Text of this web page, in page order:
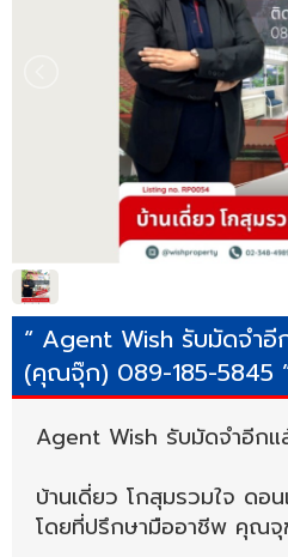
“ Agent Wish รับมัดจำ
(คุณจุ๊ก) 089-185-5845
Agent Wish รับมัดจำอีกแ
บ้านเดี่ยว โกสุมรวมใจ ดอน
โดยที่ปรึกษามืออาชีพ คุณ